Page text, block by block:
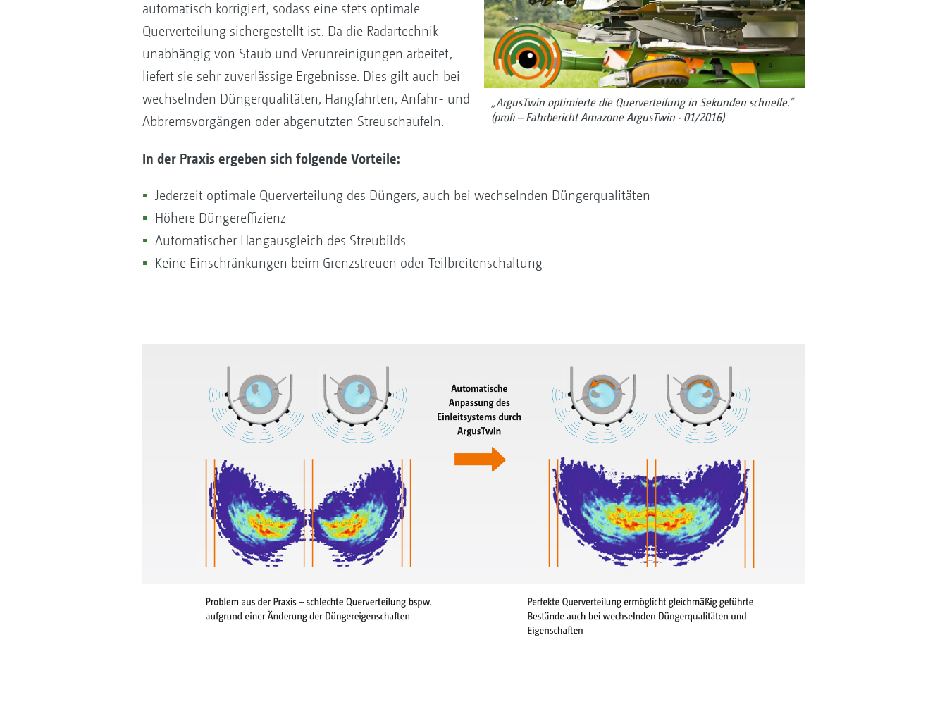
„ArgusTwin optimierte die Querverteilung in Sekunden schnelle.“
(profi – Fahrbericht Amazone ArgusTwin · 01/2016)
automatisch korrigiert, sodass eine stets optimale
Querverteilung sichergestellt ist. Da die Radartechnik
unabhängig von Staub und Verunreinigungen arbeitet,
liefert sie sehr zuverlässige Ergebnisse. Dies gilt auch bei
wechselnden Düngerqualitäten, Hangfahrten, Anfahr- und
Abbremsvorgängen oder abgenutzten Streuschaufeln.
In der Praxis ergeben sich folgende Vorteile:
Jederzeit optimale Querverteilung des Düngers, auch bei wechselnden Düngerqualitäten
Höhere Düngereffizienz
Automatischer Hangausgleich des Streubilds
Keine Einschränkungen beim Grenzstreuen oder Teilbreitenschaltung